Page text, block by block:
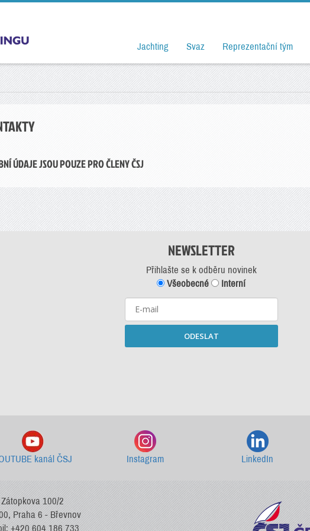
Jachting Svaz Reprezentační tým
ÚDAJE JSOU POUZE PRO ČLENY ČSJ
NEWSLETTER
Přihlašte se k odběru novinek
Všeobecné
Interní
ODESLAT
kanál ČSJ Instagram LinkedIn
Zátopkova 100/2
Praha 6 - Břevnov
+420 604 186 733